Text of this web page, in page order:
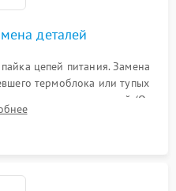
деталей
цепей питания. Замена
термоблока или тупых
уплотнителей (O-
надежного устранения